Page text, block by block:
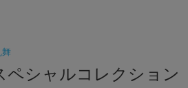
舞
ペシャルコレクション